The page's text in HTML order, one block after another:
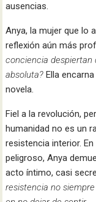
ausencias.
Anya, la mujer que lo
reflexión aún más
conciencia despiertan
absoluta? Ella
novela.
Fiel a la revolución,
humanidad no es un
resistencia interior.
peligroso, Anya
acto íntimo, casi
resistencia no